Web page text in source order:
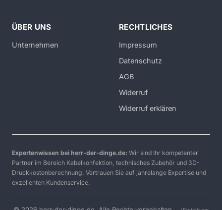
ÜBER UNS
Unternehmen
RECHTLICHES
Impressum
Datenschutz
AGB
Widerruf
Widerruf erklären
Expertenwissen bei herr-der-dinge.de: Wir sind Ihr kompetenter
Partner im Bereich Kabelkonfektion, technisches Zubehör und 3D-
Druckkostenberechnung. Vertrauen Sie auf jahrelange Expertise und
exzellenten Kundenservice.